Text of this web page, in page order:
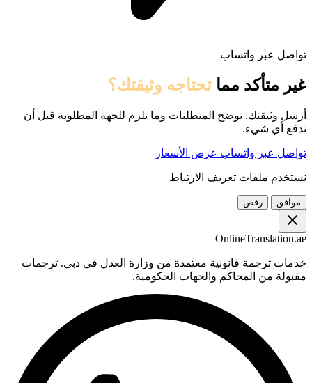
تواصل عبر واتساب
غير متأكد مما تحتاجه وثيقتك؟
أرسل وثيقتك. نوضح المتطلبات وما يلزم للجهة المطلوبة قبل أن
تدفع أي شيء.
تواصل عبر واتساب عرض الأسعار
نستخدم ملفات تعريف الارتباط
موافق رفض
OnlineTranslation.ae
خدمات ترجمة قانونية معتمدة من وزارة العدل في دبي. ترجمات
مقبولة من المحاكم والجهات الحكومية.